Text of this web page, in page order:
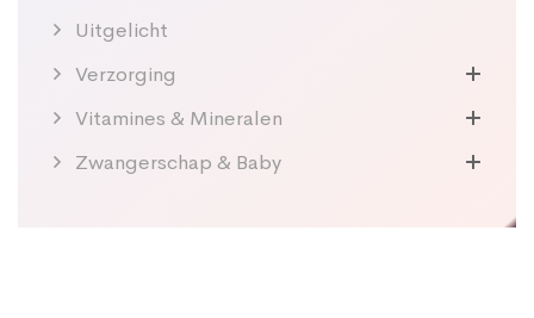
Uitgelicht
Verzorging
Vitamines & Mineralen
Zwangerschap & Baby